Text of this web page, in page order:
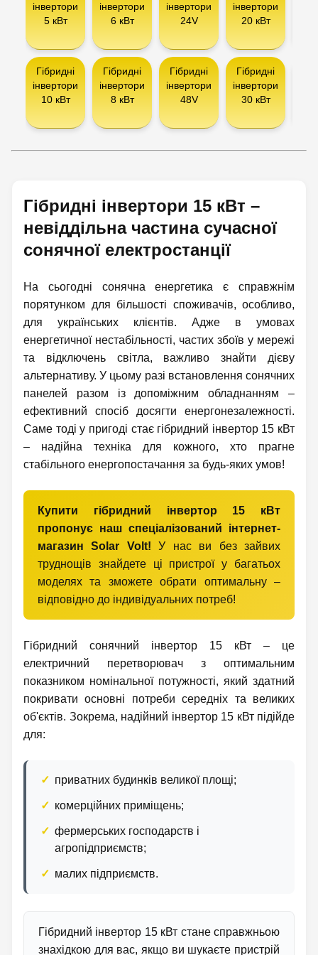
інвертори
5 кВт
інвертори
6 кВт
інвертори
24V
інвертори
20 кВт
Гібридні
інвертори
10 кВт
Гібридні
інвертори
8 кВт
Гібридні
інвертори
48V
Гібридні
інвертори
30 кВт
Гібридні інвертори 15 кВт –
невіддільна частина сучасної
сонячної електростанції
На сьогодні сонячна енергетика є справжнім
порятунком для більшості споживачів, особливо,
для українських клієнтів. Адже в умовах
енергетичної нестабільності, частих збоїв у мережі
та відключень світла, важливо знайти дієву
альтернативу. У цьому разі встановлення сонячних
панелей разом із допоміжним обладнанням –
ефективний спосіб досягти енергонезалежності.
Саме тоді у пригоді стає гібридний інвертор 15 кВт
– надійна техніка для кожного, хто прагне
стабільного енергопостачання за будь-яких умов!
Купити гібридний інвертор 15 кВт
пропонує наш спеціалізований інтернет-
магазин Solar Volt! У нас ви без зайвих
труднощів знайдете ці пристрої у багатьох
моделях та зможете обрати оптимальну –
відповідно до індивідуальних потреб!
Гібридний сонячний інвертор 15 кВт – це
електричний перетворювач з оптимальним
показником номінальної потужності, який здатний
покривати основні потреби середніх та великих
об'єктів. Зокрема, надійний інвертор 15 кВт підійде
для:
приватних будинків великої площі;
комерційних приміщень;
фермерських господарств і
агропідприємств;
малих підприємств.
Гібридний інвертор 15 кВт стане справжньою
знахідкою для вас, якщо ви шукаєте пристрій